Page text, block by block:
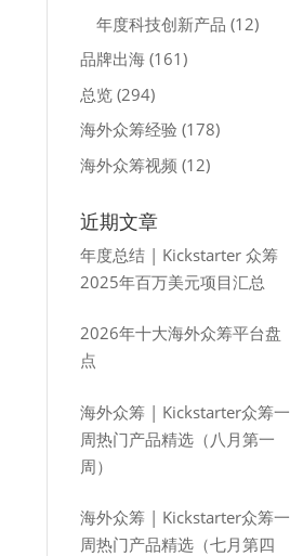
年度科技创新产品 (12)
品牌出海 (161)
总览 (294)
海外众筹经验 (178)
海外众筹视频 (12)
近期文章
年度总结 | Kickstarter 众筹
2025年百万美元项目汇总
2026年十大海外众筹平台盘
点
海外众筹 | Kickstarter众筹一
周热门产品精选（八月第一
周）
海外众筹 | Kickstarter众筹一
周热门产品精选（七月第四